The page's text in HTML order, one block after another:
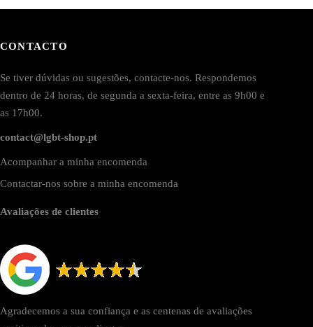
CONTACTO
Se tiver dúvidas ou sugestões, contacte-nos. Respondemos
dentro de 24 horas, de segunda a sexta-feira, entre as 9h00 e
as 17h00.
contact@lgbt-shop.pt
Acompanhar a minha encomenda
Contactar-nos sobre a minha encomenda
Avaliações de clientes
Agradecemos a sua confiança e as centenas de avaliações